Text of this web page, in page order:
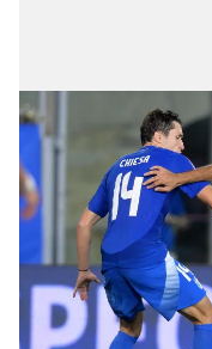
6698 sayılı Kişisel
hazırlanmış
ilgili mevzuata uygun
almak için lütfen